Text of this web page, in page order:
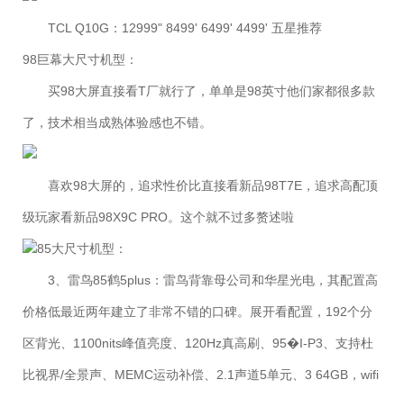
TCL Q10G：12999" 8499' 6499' 4499' 五星推荐
98巨幕大尺寸机型：
买98大屏直接看T厂就行了，单单是98英寸他们家都很多款
了，技术相当成熟体验感也不错。
喜欢98大屏的，追求性价比直接看新品98T7E，追求高配顶
级玩家看新品98X9C PRO。这个就不过多赘述啦
85大尺寸机型：
3、雷鸟85鹤5plus：雷鸟背靠母公司和华星光电，其配置高
价格低最近两年建立了非常不错的口碑。展开看配置，192个分
区背光、1100nits峰值亮度、120Hz真高刷、95�I-P3、支持杜
比视界/全景声、MEMC运动补偿、2.1声道5单元、3 64GB，wifi